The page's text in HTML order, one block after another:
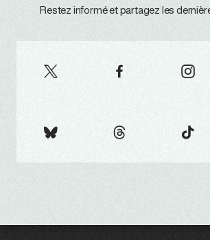
Restez informé et partagez les